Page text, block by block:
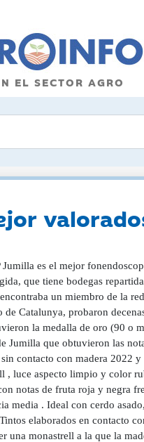
EL SECTOR AGRO
es el mejor
que tiene bodegas
un miembro de la
Catalunya, probaron
la medalla de oro (90 o
que obtuvieron las
contacto con madera 2022
, luce aspecto limpio y color
notas de fruta roja y negra
media . Ideal con cerdo
elaborados en contacto
una monastrell a la que la